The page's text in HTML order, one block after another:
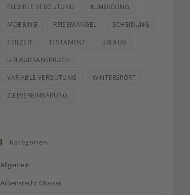
FLEXIBLE VERGÜTUNG KÜNDIGUNG
MOBBING REISEMÄNGEL SCHEIDUNG
TEILZEIT TESTAMENT URLAUB
URLAUBSANSPRUCH
VARIABLE VERGÜTUNG WINTERSPORT
ZIELVEREINBARUNG
Kategorien
Allgemein
Arbeitsrecht Glossar